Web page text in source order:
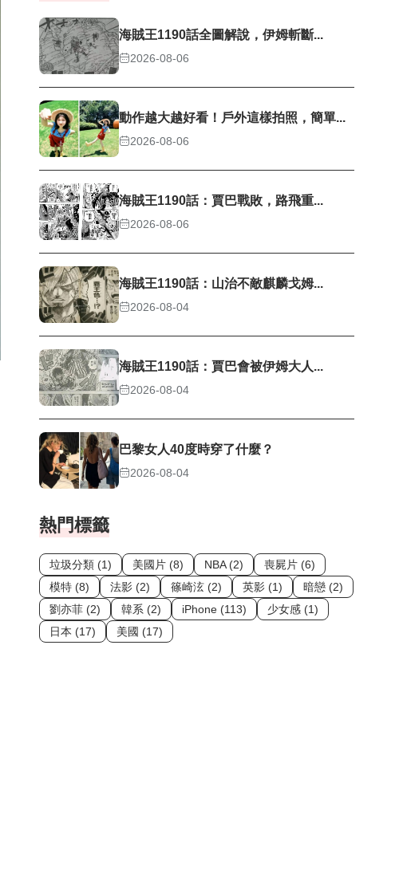
海賊王1190話全圖解說，伊姆斬斷...
2026-08-06
動作越大越好看！戶外這樣拍照，簡單...
2026-08-06
海賊王1190話：賈巴戰敗，路飛重...
2026-08-06
海賊王1190話：山治不敵麒麟戈姆...
2026-08-04
海賊王1190話：賈巴會被伊姆大人...
2026-08-04
巴黎女人40度時穿了什麼？
2026-08-04
熱門標籤
垃圾分類 (1) 美國片 (8) NBA (2)
喪屍片 (6)
模特 (8)
法影 (2) 篠崎泫 (2) 英影 (1)
暗戀 (2)
劉亦菲 (2)
韓系 (2) iPhone (113)
少女感 (1)
日本 (17)
美國 (17)